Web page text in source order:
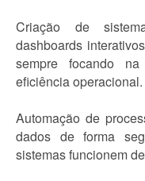
Criação de
dashboards
sempre focando
eficiência operacional.
Automação de
dados de forma
sistemas funcionem